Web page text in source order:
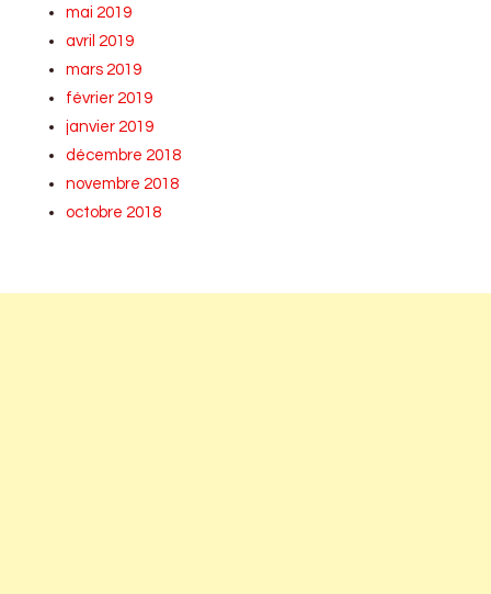
mai 2019
avril 2019
mars 2019
février 2019
janvier 2019
décembre 2018
novembre 2018
octobre 2018